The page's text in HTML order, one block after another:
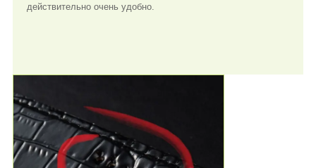
действительно очень удобно.